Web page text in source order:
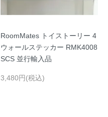
RoomMates トイストーリー 4
ウォールステッカー RMK4008
SCS 並行輸入品
3,480円(税込)